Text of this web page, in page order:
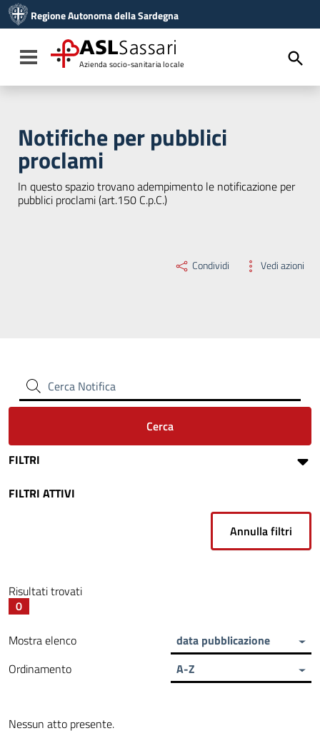
Vai al menu di navigazione
Vai al footer
Regione Autonoma della Sardegna
Toggle navigation
ASLSassari
Azienda socio-sanitaria locale
Notifiche per pubblici
proclami
In questo spazio trovano adempimento le notificazione per
pubblici proclami (art.150 C.p.C.)
Condividi Vedi azioni
Cerca Notifica
Cerca
FILTRI
FILTRI ATTIVI
Annulla filtri
Risultati trovati
0
Mostra elenco
data pubblicazione
Ordinamento
A-Z
Nessun atto presente.